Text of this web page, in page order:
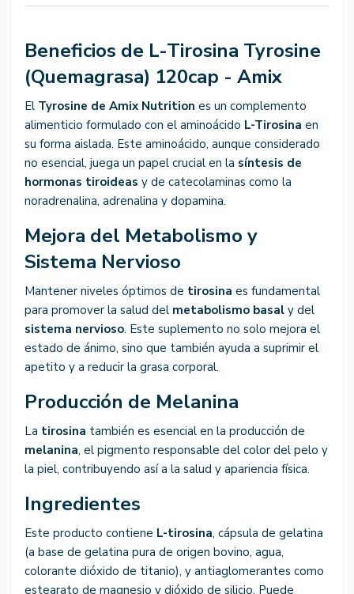
Beneficios de L-Tirosina Tyrosine
(Quemagrasa) 120cap - Amix
El Tyrosine de Amix Nutrition es un complemento
alimenticio formulado con el aminoácido L-Tirosina en
su forma aislada. Este aminoácido, aunque considerado
no esencial, juega un papel crucial en la síntesis de
hormonas tiroideas y de catecolaminas como la
noradrenalina, adrenalina y dopamina.
Mejora del Metabolismo y
Sistema Nervioso
Mantener niveles óptimos de tirosina es fundamental
para promover la salud del metabolismo basal y del
sistema nervioso. Este suplemento no solo mejora el
estado de ánimo, sino que también ayuda a suprimir el
apetito y a reducir la grasa corporal.
Producción de Melanina
La tirosina también es esencial en la producción de
melanina, el pigmento responsable del color del pelo y
la piel, contribuyendo así a la salud y apariencia física.
Ingredientes
Este producto contiene L-tirosina, cápsula de gelatina
(a base de gelatina pura de origen bovino, agua,
colorante dióxido de titanio), y antiaglomerantes como
estearato de magnesio y dióxido de silicio. Puede